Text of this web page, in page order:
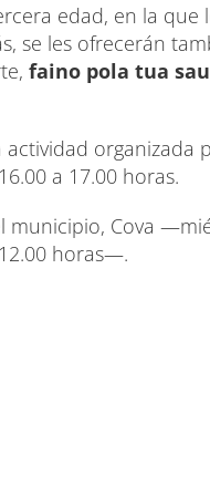
edad, en la que
se les ofrecerán
faino pola tua
actividad organizada
a 17.00 horas.
municipio, Cova
horas—.